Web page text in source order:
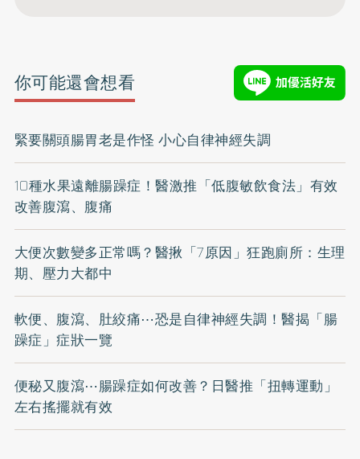
你可能還會想看
緊要關頭腸胃老是作怪 小心自律神經失調
10種水果遠離腸躁症！醫激推「低腹敏飲食法」有效
改善腹瀉、腹痛
大便次數變多正常嗎？醫揪「7原因」狂跑廁所：生理
期、壓力大都中
軟便、腹瀉、肚絞痛⋯恐是自律神經失調！醫揭「腸
躁症」症狀一覽
便秘又腹瀉⋯腸躁症如何改善？日醫推「扭轉運動」
左右搖擺就有效